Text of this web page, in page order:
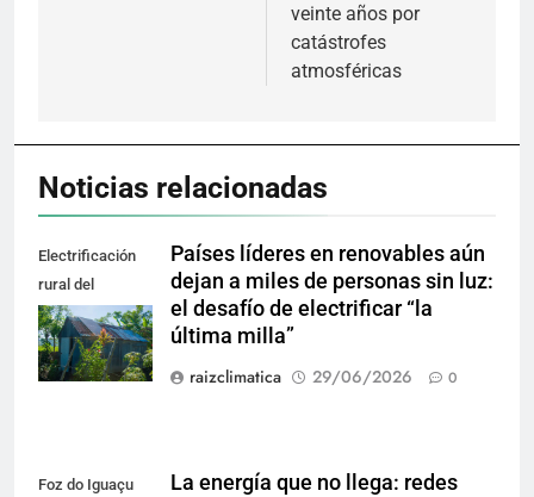
veinte años por
catástrofes
atmosféricas
Noticias relacionadas
Electrificación
rural del
viceministro de
energía.
Países líderes en renovables aún
dejan a miles de personas sin luz:
el desafío de electrificar “la
última milla”
raizclimatica
29/06/2026 0
Foz do Iguaçu
La energía que no llega: redes